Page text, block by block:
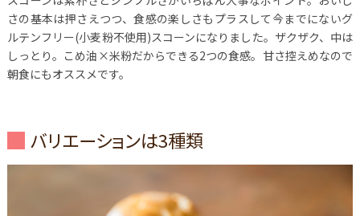
さの基本は押さえつつ、食感の楽しさもプラスして今までにないグ
ルテンフリー(小麦粉不使用)スコーンになりました。ザクザク、中は
しっとり。こめ油×米粉だからできる2つの食感。甘さ控えめなので
朝食にもオススメです。
バリエーションは3種類